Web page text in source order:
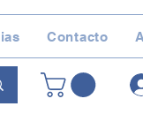
Contacto